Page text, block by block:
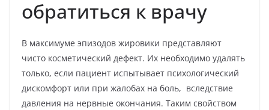
обратиться к врачу
В максимуме эпизодов жировики представляют
чисто косметический дефект. Их необходимо удалять
только, если пациент испытывает психологический
дискомфорт или при жалобах на боль, вследствие
давления на нервные окончания. Таким свойством